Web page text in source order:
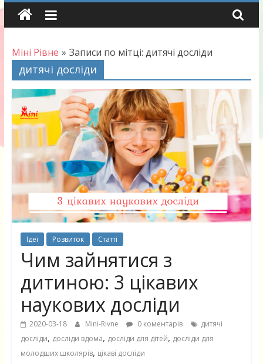
Skip
Міні Рівне » Записи по мітці: дитячі досліди
дитячі досліди
Ідеї Розвиток Статті
Чим зайнятися з
дитиною: 3 цікавих
наукових досліди
2020-03-18 Mini-Rivne 0 коментарів
дитячі
досліди, досліди вдома, досліди для дітей, досліди для
молодших школярів, цікаві досліди